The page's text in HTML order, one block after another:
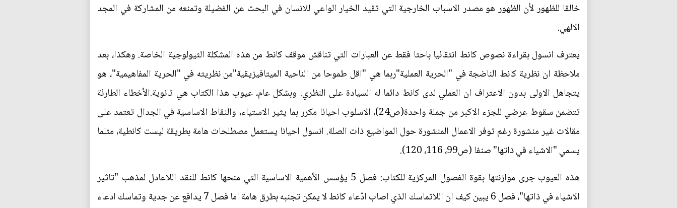
خالقا للظهور لأن الظهور هو مصدر الاسباب الخارجية التي تقيد الخيار الواعي للانسان في البحث عن الفضيلة وتمنعه من المشاركة في المجد
الالهي.
يعترف انسول بقراءة نصوص كانط انتقائيا باحثا فقط عن العبارات التي تناقش موقف كانط من هذه المشكلة الثيولوجية الخاصة. وهكذا، بعد
ملاحظة ان نظرية كانط الناضجة في "الحرية العملية"ربما هي "اقل طموحا من الناحية الميتافيزيقية"من نظريته في "الحرية المفاهيمية"، هو
يتجاهل الاولى بدون الاعتراف ان العملي لدى كانط دائما له السيادة على النظري. وبشكل عام، عيوب هذا الكتاب هي ثانوية.الأخطاء الطارئة
تتضمن سقوط عرضي للجزء الاكبر من جملة واحدة(ص24)، الاسلوب احيانا مكرر بما يثير الاستياء، والنقاط الاساسية في الجدال تعتمد على
مقالات غير منشورة رغم توفر الاعمال المنشورة حول المواضيع ذات الصلة. انسول احيانا يستعمل مصطلحات هامة بطريقة ليست كانطية، مثلما
يسمي "الاشياء في ذاتها" صنفا (ص99، 116، 120).
هذه العيوب جرى موازنتها بقوة الفصول المركزية للكتاب: فصل 5 يؤسس الأهمية الاساسية التي منحها كانط للنقد اللاعادل لمذهب "تاثير
الاشياء في ذاتها"، فصل 6 يبين كيف ان اللاتماسك الذي اصاب ادّعاء كانط لا يمكن تجنبه بطرق هامة اما فصل 7 يدافع عن جدية وتماسك ادعاء